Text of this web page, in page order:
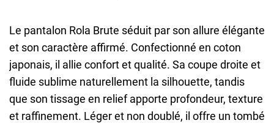
Le pantalon Rola Brute séduit par son allure élégante
et son caractère affirmé. Confectionné en coton
japonais, il allie confort et qualité. Sa coupe droite et
fluide sublime naturellement la silhouette, tandis
que son tissage en relief apporte profondeur, texture
et raffinement. Léger et non doublé, il offre un tombé